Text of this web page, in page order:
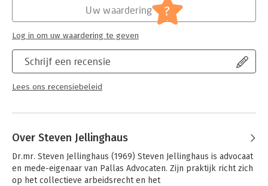
Privacy(recht) incl. datalekken
Schrijf een recensie
Lees ons recensiebeleid
Uw waardering ?
Log in om uw waardering te geven
Over Steven Jellinghaus
Dr.mr. Steven Jellinghaus (1969) Steven Jellinghaus is advocaat
en mede-eigenaar van Pallas Advocaten. Zijn praktijk richt zich
op het collectieve arbeidsrecht en het